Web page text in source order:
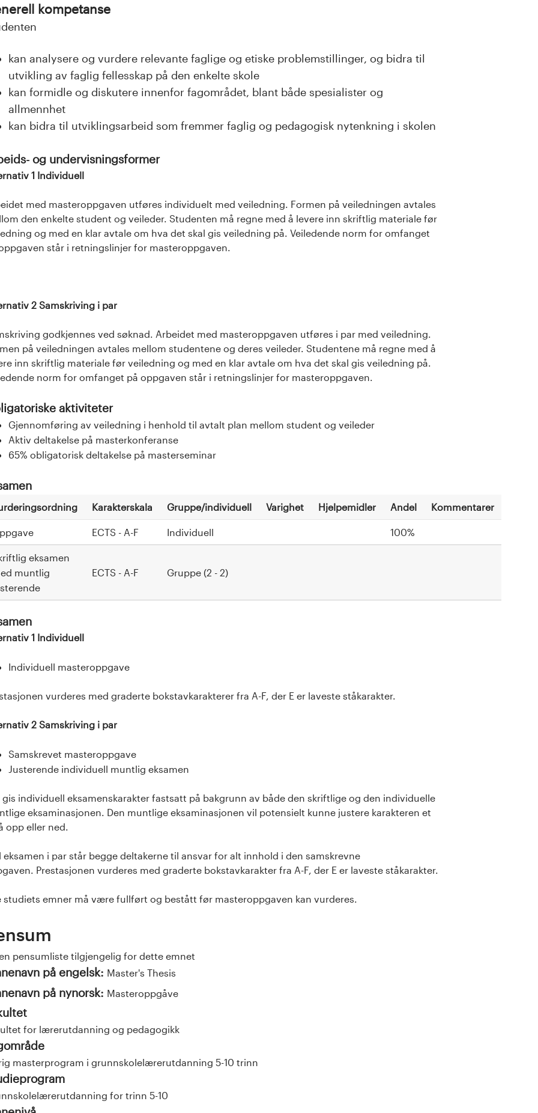
kompetanse
kan analysere og vurdere relevante faglige og etiske problemstillinger, og bidra til
utvikling av faglig fellesskap på den enkelte skole
kan formidle og diskutere innenfor fagområdet, blant både spesialister og
allmennhet
kan bidra til utviklingsarbeid som fremmer faglig og pedagogisk nytenkning i skolen
og undervisningsformer
1 Individuell
med masteroppgaven utføres individuelt med veiledning. Formen på veiledningen avtales
den enkelte student og veileder. Studenten må regne med å levere inn skriftlig materiale før
og med en klar avtale om hva det skal gis veiledning på. Veiledende norm for omfanget
står i retningslinjer for masteroppgaven.
2 Samskriving i par
godkjennes ved søknad. Arbeidet med masteroppgaven utføres i par med veiledning.
på veiledningen avtales mellom studentene og deres veileder. Studentene må regne med å
inn skriftlig materiale før veiledning og med en klar avtale om hva det skal gis veiledning på.
norm for omfanget på oppgaven står i retningslinjer for masteroppgaven.
aktiviteter
Gjennomføring av veiledning i henhold til avtalt plan mellom student og veileder
Aktiv deltakelse på masterkonferanse
65% obligatorisk deltakelse på masterseminar
Karakterskala Gruppe/individuell Varighet Hjelpemidler Andel Kommentarer
ECTS - A-F Individuell 100%
eksamen
muntlig
ECTS - A-F Gruppe (2 - 2)
1 Individuell
Individuell masteroppgave
vurderes med graderte bokstavkarakterer fra A-F, der E er laveste ståkarakter.
2 Samskriving i par
Samskrevet masteroppgave
Justerende individuell muntlig eksamen
gis individuell eksamenskarakter fastsatt på bakgrunn av både den skriftlige og den individuelle
eksaminasjonen. Den muntlige eksaminasjonen vil potensielt kunne justere karakteren et
opp eller ned.
eksamen i par står begge deltakerne til ansvar for alt innhold i den samskrevne
Prestasjonen vurderes med graderte bokstavkarakter fra A-F, der E er laveste ståkarakter.
studiets emner må være fullført og bestått før masteroppgaven kan vurderes.
pensumliste tilgjengelig for dette emnet
på engelsk: Master's Thesis
på nynorsk: Masteroppgåve
for lærerutdanning og pedagogikk
masterprogram i grunnskolelærerutdanning 5-10 trinn
for trinn 5-10